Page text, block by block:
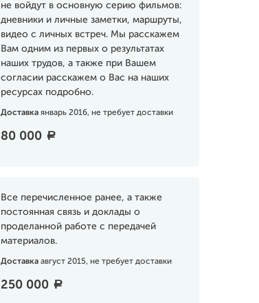
не войдут в основную серию фильмов:
дневники и личные заметки, маршруты,
видео с личных встреч. Мы расскажем
Вам одним из первых о результатах
наших трудов, а также при Вашем
согласии расскажем о Вас на наших
ресурсах подробно.
Доставка январь 2016, не требует доставки
80 000 a
Все перечисленное ранее, а также
постоянная связь и доклады о
проделанной работе с передачей
материалов.
Доставка август 2015, не требует доставки
250 000 a